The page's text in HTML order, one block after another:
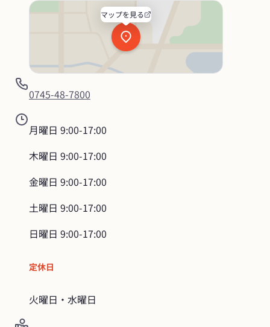
マップを見る
0745-48-7800
月曜日 9:00-17:00
木曜日 9:00-17:00
金曜日 9:00-17:00
土曜日 9:00-17:00
日曜日 9:00-17:00
定休日
火曜日・水曜日